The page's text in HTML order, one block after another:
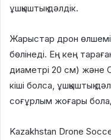
ұшқыштық дәлдік.
Жарыстар дрон
бөлінеді. Ең кең
диаметрі 20 см) және
кіші болса, ұшқыштық
соғұрлым жоғары
Kazakhstan Drone